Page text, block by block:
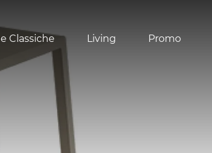
Classiche Living Promo